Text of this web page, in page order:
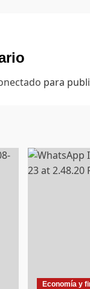
para
Economía y